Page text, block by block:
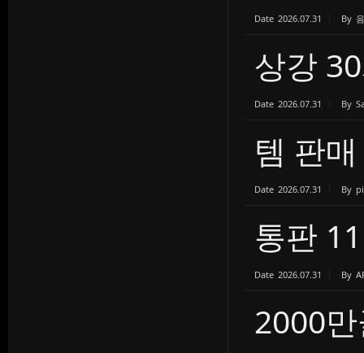
Date 2026.07.31 By
상강
Date 2026.07.31 By
템 판
Date 2026.07.31 By
통판
Date 2026.07.31 By
2000